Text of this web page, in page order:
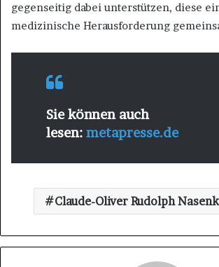
gegenseitig dabei unterstützen, diese
medizinische Herausforderung
Sie können auch
lesen: metapresse.de
Claude-Oliver Rudolph